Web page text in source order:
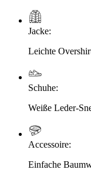
Jacke:
Leichte
Schuhe:
Weiße Leder-
Accessoire:
Einfache